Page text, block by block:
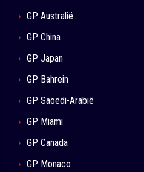
GP Australië
GP China
GP Japan
GP Bahrein
GP Saoedi-Arabië
GP Miami
GP Canada
GP Monaco